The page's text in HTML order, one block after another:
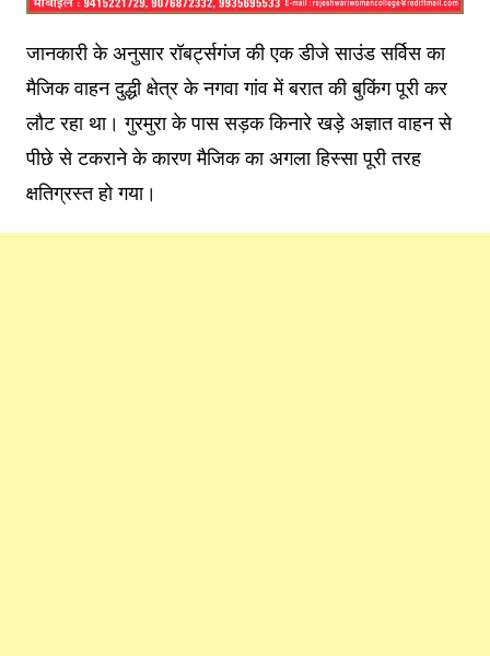
जानकारी के अनुसार रॉबर्ट्सगंज की एक डीजे साउंड सर्विस का
मैजिक वाहन दुद्धी क्षेत्र के नगवा गांव में बरात की बुकिंग पूरी कर
लौट रहा था। गुरमुरा के पास सड़क किनारे खड़े अज्ञात वाहन से
पीछे से टकराने के कारण मैजिक का अगला हिस्सा पूरी तरह
क्षतिग्रस्त हो गया।